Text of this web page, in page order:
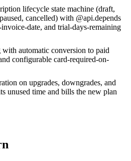
lifecycle state machine (draft,
cancelled) with @api.depends
date, and trial-days-remaining
automatic conversion to paid
configurable card-required-on-
on upgrades, downgrades, and
unused time and bills the new plan